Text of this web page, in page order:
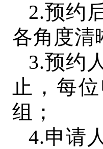
2.预约
各角度清
3.预约
止，每
组；
4.申请